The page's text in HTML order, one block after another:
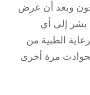
وبعد أن عرض
يشر إلى أي
الطبية من
مرة أخرى